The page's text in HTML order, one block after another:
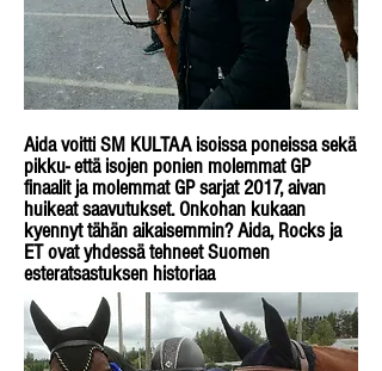
Aida voitti SM KULTAA isoissa poneissa sekä
pikku- että isojen ponien molemmat GP
finaalit ja molemmat GP sarjat 2017, aivan
huikeat saavutukset. Onkohan kukaan
kyennyt tähän aikaisemmin? Aida, Rocks ja
ET ovat yhdessä tehneet Suomen
esteratsastuksen historiaa